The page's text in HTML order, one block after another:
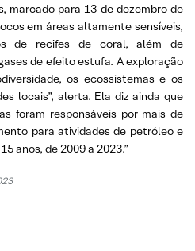
marcado para 13 de dezembro de
em áreas altamente sensíveis,
de recifes de coral, além de
de efeito estufa. A exploração
os ecossistemas e os
locais”, alerta. Ela diz ainda que
foram responsáveis por mais de
para atividades de petróleo e
anos, de 2009 a 2023.”